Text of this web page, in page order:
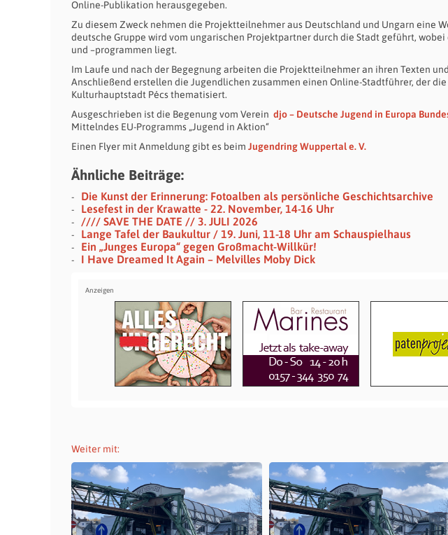
Online-Publikation herausgegeben.
Zu diesem Zweck nehmen die Projektteilnehmer aus Deutschland und Ungarn eine
deutsche Gruppe wird vom ungarischen Projektpartner durch die Stadt geführt,
und –programmen liegt.
Im Laufe und nach der Begegnung arbeiten die Projektteilnehmer an ihren Texten
Anschließend erstellen die Jugendlichen zusammen einen Online-Stadtführer, der
Kulturhauptstadt Pécs thematisiert.
Ausgeschrieben ist die Begenung vom Verein djo – Deutsche Jugend in Europa
Mittelndes EU-Programms „Jugend in Aktion“
Einen Flyer mit Anmeldung gibt es beim Jugendring Wuppertal e. V.
Ähnliche Beiträge:
Die Kunst der Erinnerung: Fotoalben als persönliche Geschichtsarchive
Lesefest in der Krawatte - 22. November, 14-16 Uhr
//// SAVE THE DATE // 3. JULI 2026
Lange Tafel der Baukultur / 19. Juni, 11-18 Uhr am Schauspielhaus
Ein „Junges Europa“ gegen Großmacht-Willkür!
I Have Dreamed It Again – Melvilles Moby Dick
Weiter mit: